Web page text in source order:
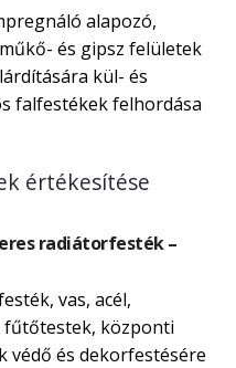
alapozó,
és gipsz felületek
kül- és
falfestékek felhordása
értékesítése
radiátorfesték –
vas, acél,
központi
védő és dekorfestésére